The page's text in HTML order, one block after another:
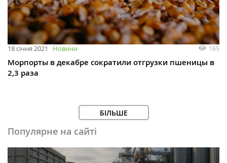
18 січня 2021 Новини 165
Морпорты в декабре сократили отгрузки пшеницы в
2,3 раза
БІЛЬШЕ
Популярне на сайті